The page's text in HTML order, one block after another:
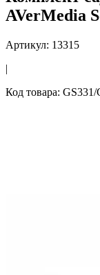
AVerMedia
Артикул: 13315
|
Код товара: GS331/